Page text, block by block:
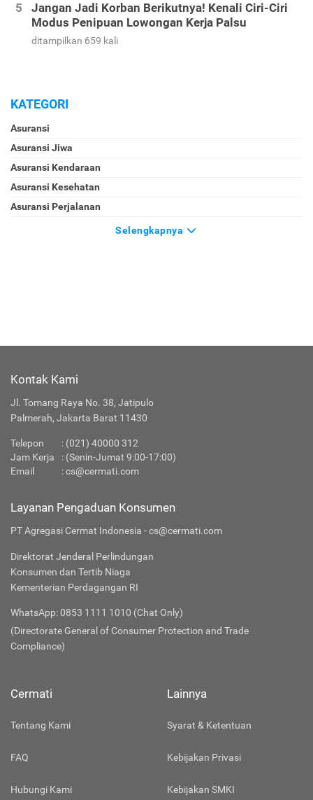
Jangan Jadi Korban Berikutnya! Kenali Ciri-Ciri
Modus Penipuan Lowongan Kerja Palsu
ditampilkan 659 kali
KATEGORI
Asuransi
Asuransi Jiwa
Asuransi Kendaraan
Asuransi Kesehatan
Asuransi Perjalanan
Selengkapnya
Kontak Kami
Jl. Tomang Raya No. 38, Jatipulo
Palmerah, Jakarta Barat 11430
Telepon : (021) 40000 312
Jam Kerja
: (Senin-Jumat 9:00-17:00)
Email
:cs@cermati.com
Layanan Pengaduan Konsumen
PT Agregasi Cermat Indonesia - cs@cermati.com
Direktorat Jenderal Perlindungan
Konsumen dan Tertib Niaga
Kementerian Perdagangan RI
WhatsApp: 0853 1111 1010 (Chat Only)
(Directorate General of Consumer Protection and Trade
Compliance)
Cermati
Tentang Kami
FAQ
Hubungi Kami
Lainnya
Syarat & Ketentuan
Kebijakan Privasi
Kebijakan SMKI